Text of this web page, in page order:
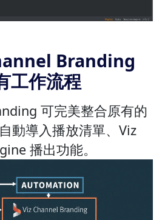
Branding
工作流程
可完美整合原有的
動導入播放清單、Viz
播出功能。